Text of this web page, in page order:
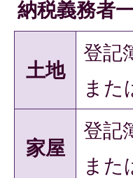
納税義務者
土地
登記
また
家屋
登記
また